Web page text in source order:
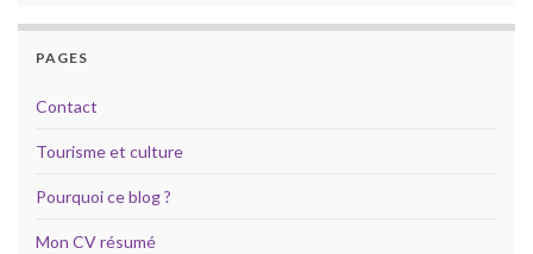
PAGES
Contact
Tourisme et culture
Pourquoi ce blog ?
Mon CV résumé